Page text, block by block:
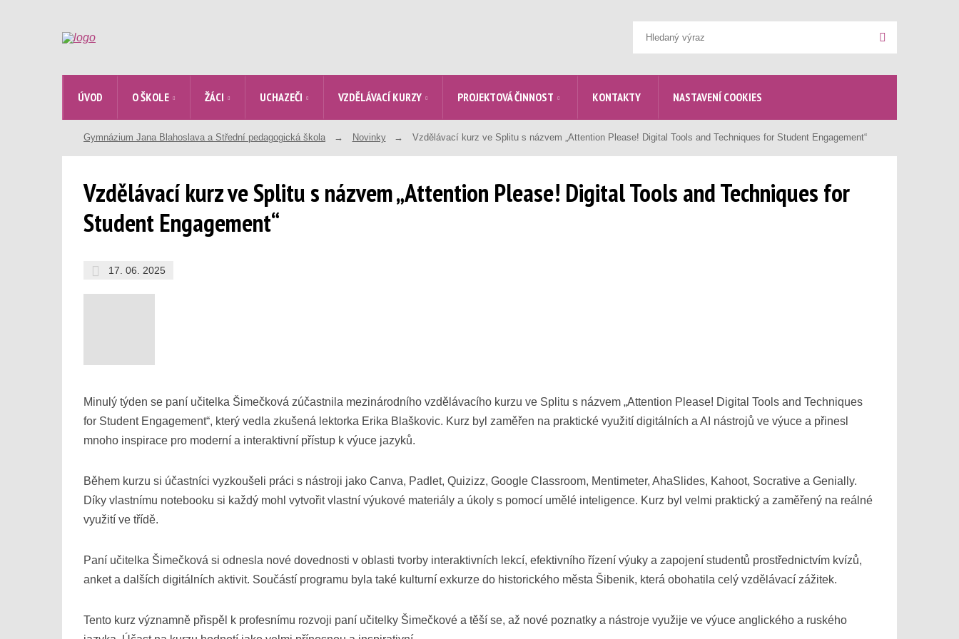
Hledat
ÚVOD O ŠKOLE ŽÁCI UCHAZEČI VZDĚLÁVACÍ KURZY PROJEKTOVÁ ČINNOST KONTAKTY NASTAVENÍ COOKIES
Gymnázium Jana Blahoslava a Střední pedagogická škola Novinky Vzdělávací kurz ve Splitu s názvem „Attention Please! Digital Tools and Techniques for Student Engagement“
Vzdělávací kurz ve Splitu s názvem „Attention Please! Digital Tools and Techniques for
Student Engagement“
17. 06. 2025
Minulý týden se paní učitelka Šimečková zúčastnila mezinárodního vzdělávacího kurzu ve Splitu s názvem „Attention Please! Digital Tools and Techniques
for Student Engagement“, který vedla zkušená lektorka Erika Blaškovic. Kurz byl zaměřen na praktické využití digitálních a AI nástrojů ve výuce a přinesl
mnoho inspirace pro moderní a interaktivní přístup k výuce jazyků.
Během kurzu si účastníci vyzkoušeli práci s nástroji jako Canva, Padlet, Quizizz, Google Classroom, Mentimeter, AhaSlides, Kahoot, Socrative a Genially.
Díky vlastnímu notebooku si každý mohl vytvořit vlastní výukové materiály a úkoly s pomocí umělé inteligence. Kurz byl velmi praktický a zaměřený na reálné
využití ve třídě.
Paní učitelka Šimečková si odnesla nové dovednosti v oblasti tvorby interaktivních lekcí, efektivního řízení výuky a zapojení studentů prostřednictvím kvízů,
anket a dalších digitálních aktivit. Součástí programu byla také kulturní exkurze do historického města Šibenik, která obohatila celý vzdělávací zážitek.
Tento kurz významně přispěl k profesnímu rozvoji paní učitelky Šimečkové a těší se, až nové poznatky a nástroje využije ve výuce anglického a ruského